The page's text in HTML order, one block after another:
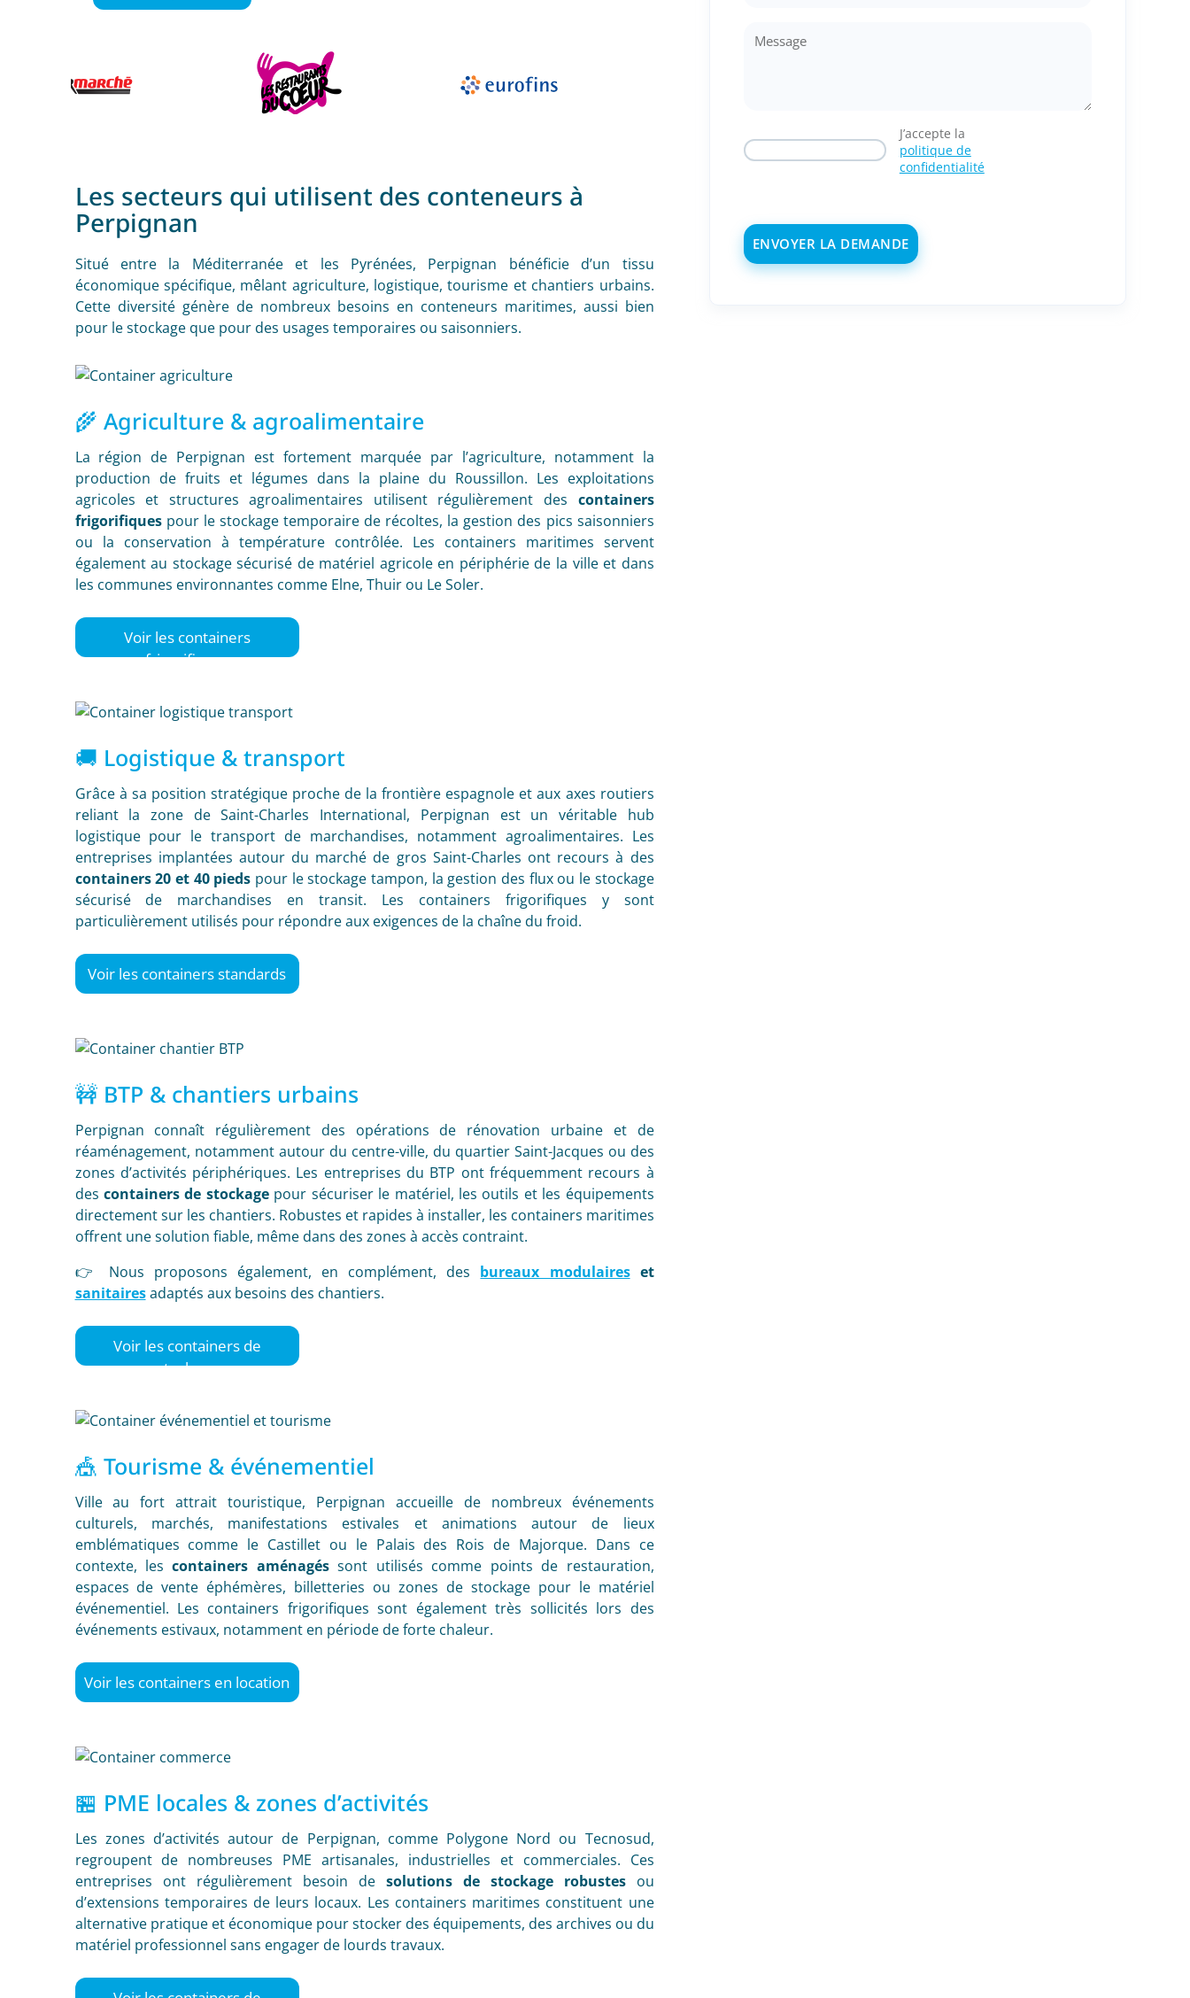
Les secteurs qui utilisent des conteneurs à
Perpignan
Situé entre la Méditerranée et les Pyrénées, Perpignan bénéficie d’un tissu
économique spécifique, mêlant agriculture, logistique, tourisme et chantiers urbains.
Cette diversité génère de nombreux besoins en conteneurs maritimes, aussi bien
pour le stockage que pour des usages temporaires ou saisonniers.
🌾 Agriculture & agroalimentaire
La région de Perpignan est fortement marquée par l’agriculture, notamment la
production de fruits et légumes dans la plaine du Roussillon. Les exploitations
agricoles et structures agroalimentaires utilisent régulièrement des containers
frigorifiquespour le stockage temporaire de récoltes, la gestion des pics saisonniers
ou la conservation à température contrôlée. Les containers maritimes servent
également au stockage sécurisé de matériel agricole en périphérie de la ville et dans
les communes environnantes comme Elne, Thuir ou Le Soler.
Voir les containers
frigorifiques
🚚 Logistique & transport
Grâce à sa position stratégique proche de la frontière espagnole et aux axes routiers
reliant la zone de Saint-Charles International, Perpignan est un véritable hub
logistique pour le transport de marchandises, notamment agroalimentaires. Les
entreprises implantées autour du marché de gros Saint-Charles ont recours à des
containers 20 et 40 pieds pour le stockage tampon, la gestion des flux ou le stockage
sécurisé de marchandises en transit. Les containers frigorifiques y sont
particulièrement utilisés pour répondre aux exigences de la chaîne du froid.
Voir les containers standards
🚧 BTP & chantiers urbains
Perpignan connaît régulièrement des opérations de rénovation urbaine et de
réaménagement, notamment autour du centre-ville, du quartier Saint-Jacques ou des
zones d’activités périphériques. Les entreprises du BTP ont fréquemment recours à
des containers de stockagepour sécuriser le matériel, les outils et les équipements
directement sur les chantiers. Robustes et rapides à installer, les containers maritimes
offrent une solution fiable, même dans des zones à accès contraint.
👉 Nous proposons également, en complément, des bureaux modulaireset
sanitairesadaptés aux besoins des chantiers.
Voir les containers de
stockage
🎪 Tourisme & événementiel
Ville au fort attrait touristique, Perpignan accueille de nombreux événements
culturels, marchés, manifestations estivales et animations autour de lieux
emblématiques comme le Castillet ou le Palais des Rois de Majorque. Dans ce
contexte, lescontainers aménagéssont utilisés comme points de restauration,
espaces de vente éphémères, billetteries ou zones de stockage pour le matériel
événementiel. Les containers frigorifiques sont également très sollicités lors des
événements estivaux, notamment en période de forte chaleur.
Voir les containers en location
🏪 PME locales & zones d’activités
Les zones d’activités autour de Perpignan, comme Polygone Nord ou Tecnosud,
regroupent de nombreuses PME artisanales, industrielles et commerciales. Ces
entreprises ont régulièrement besoin de solutions de stockage robustesou
d’extensions temporaires de leurs locaux. Les containers maritimes constituent une
alternative pratique et économique pour stocker des équipements, des archives ou du
matériel professionnel sans engager de lourds travaux.
J’accepte la
politique de
confidentialité